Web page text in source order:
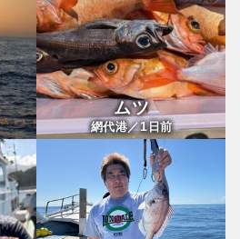
ムツ
網代港／1日前